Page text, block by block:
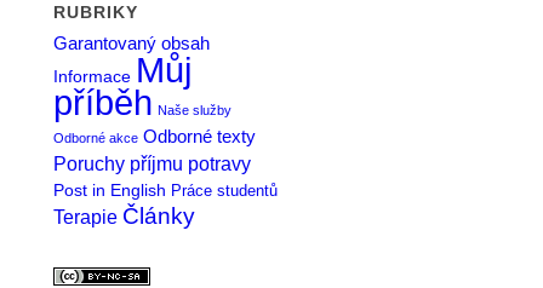
RUBRIKY
Garantovaný obsah
Informace Můj
příběh Naše služby
Odborné akce Odborné texty
Poruchy příjmu potravy
Post in English Práce studentů
Terapie Články